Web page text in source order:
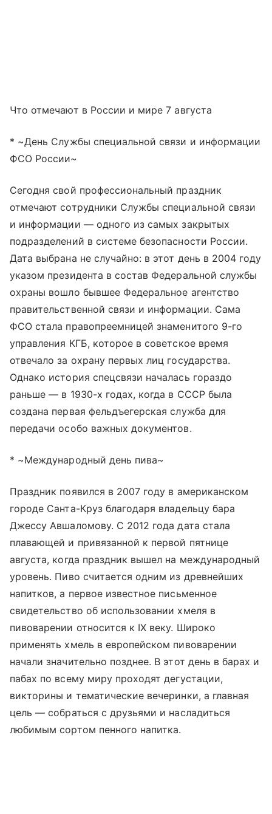
Что отмечают в России и мире 7 августа
* ~День Службы специальной связи и информации
ФСО России~
Сегодня свой профессиональный праздник
отмечают сотрудники Службы специальной связи
и информации — одного из самых закрытых
подразделений в системе безопасности России.
Дата выбрана не случайно: в этот день в 2004 году
указом президента в состав Федеральной службы
охраны вошло бывшее Федеральное агентство
правительственной связи и информации. Сама
ФСО стала правопреемницей знаменитого 9-го
управления КГБ, которое в советское время
отвечало за охрану первых лиц государства.
Однако история спецсвязи началась гораздо
раньше — в 1930-х годах, когда в СССР была
создана первая фельдъегерская служба для
передачи особо важных документов.
* ~Международный день пива~
Праздник появился в 2007 году в американском
городе Санта-Круз благодаря владельцу бара
Джессу Авшаломову. С 2012 года дата стала
плавающей и привязанной к первой пятнице
августа, когда праздник вышел на международный
уровень. Пиво считается одним из древнейших
напитков, а первое известное письменное
свидетельство об использовании хмеля в
пивоварении относится к IX веку. Широко
применять хмель в европейском пивоварении
начали значительно позднее. В этот день в барах и
пабах по всему миру проходят дегустации,
викторины и тематические вечеринки, а главная
цель — собраться с друзьями и насладиться
любимым сортом пенного напитка.